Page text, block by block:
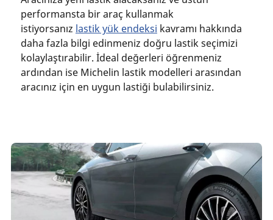
performansta bir araç kullanmak
istiyorsanız lastik yük endeksi kavramı hakkında
daha fazla bilgi edinmeniz doğru lastik seçimizi
kolaylaştırabilir. İdeal değerleri öğrenmeniz
ardından ise Michelin lastik modelleri arasından
aracınız için en uygun lastiği bulabilirsiniz.